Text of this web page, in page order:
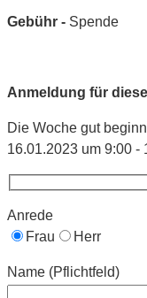
Gebühr - Spende
Anmeldung für
Die Woche gut
16.01.2023 um 9:00 -
Anrede
Frau
Herr
Name (Pflichtfeld)